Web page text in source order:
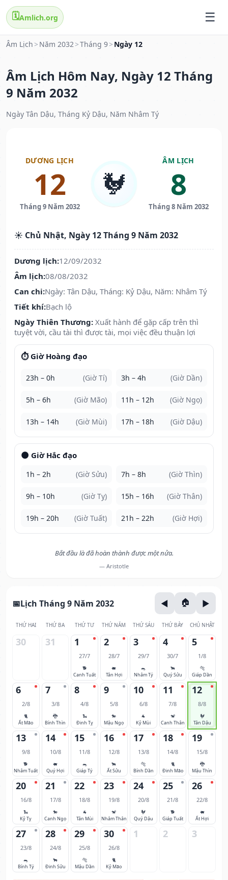
🗓️Amlich.org
Âm Lịch > Năm 2032>Tháng 9> Ngày 12
Âm Lịch Hôm Nay, Ngày 12 Tháng
9 Năm 2032
Ngày Tân Dậu, Tháng Kỷ Dậu, Năm Nhâm Tý
DƯƠNG LỊCH
12
Tháng 9 Năm 2032
🐓
ÂM LỊCH
8
Tháng 8 Năm 2032
☀️ Chủ Nhật, Ngày 12 Tháng 9 Năm 2032
Dương lịch:12/09/2032
Âm lịch:08/08/2032
Can chi:Ngày: Tân Dậu, Tháng: Kỷ Dậu, Năm: Nhâm Tý
Tiết khí:Bạch lộ
Ngày Thiên Thương: Xuất hành để gặp cấp trên thì
tuyệt vời, cầu tài thì được tài, mọi việc đều thuận lợi
⏱️ Giờ Hoàng đạo
23h – 0h (Giờ Tí) 3h – 4h (Giờ Dần)
5h – 6h (Giờ Mão) 11h – 12h (Giờ Ngọ)
13h – 14h (Giờ Mùi) 17h – 18h (Giờ Dậu)
🌑 Giờ Hắc đạo
1h – 2h (Giờ Sửu) 7h – 8h (Giờ Thìn)
9h – 10h (Giờ Tỵ) 15h – 16h (Giờ Thân)
19h – 20h (Giờ Tuất) 21h – 22h (Giờ Hợi)
Bắt đầu là đã hoàn thành được một nửa.
— Aristotle
Lịch Tháng 9 Năm 2032
THỨ HAI THỨ BA THỨ TƯ THỨ NĂM THỨ SÁU THỨ BẢY CHỦ NHẬT
30 31 1
27/7
🐕
Canh Tuất
2
28/7
🐖
Tân Hợi
3
29/7
🐀
Nhâm Tý
4
30/7
🐂
Quý Sửu
5
1/8
🐅
Giáp Dần
6
2/8
🐈
Ất Mão
7
3/8
🐉
Bính Thìn
8
4/8
🐍
Đinh Tỵ
9
5/8
🐎
Mậu Ngọ
10
6/8
🐐
Kỷ Mùi
11
7/8
🐒
Canh Thân
12
8/8
🐓
Tân Dậu
13
9/8
🐕
Nhâm Tuất
14
10/8
🐖
Quý Hợi
15
11/8
🐀
Giáp Tý
16
12/8
🐂
Ất Sửu
17
13/8
🐅
Bính Dần
18
14/8
🐈
Đinh Mão
19
15/8
🐉
Mậu Thìn
20
16/8
🐍
Kỷ Tỵ
21
17/8
🐎
Canh Ngọ
22
18/8
🐐
Tân Mùi
23
19/8
🐒
Nhâm Thân
24
20/8
🐓
Quý Dậu
25
21/8
🐕
Giáp Tuất
26
22/8
🐖
Ất Hợi
27
23/8
🐀
Bính Tý
28
24/8
🐂
Đinh Sửu
29
25/8
🐅
Mậu Dần
30
26/8
🐈
Kỷ Mão
1 2 3